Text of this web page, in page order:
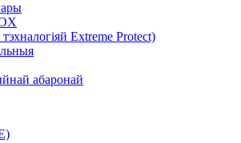
Extreme Protect)
абаронай